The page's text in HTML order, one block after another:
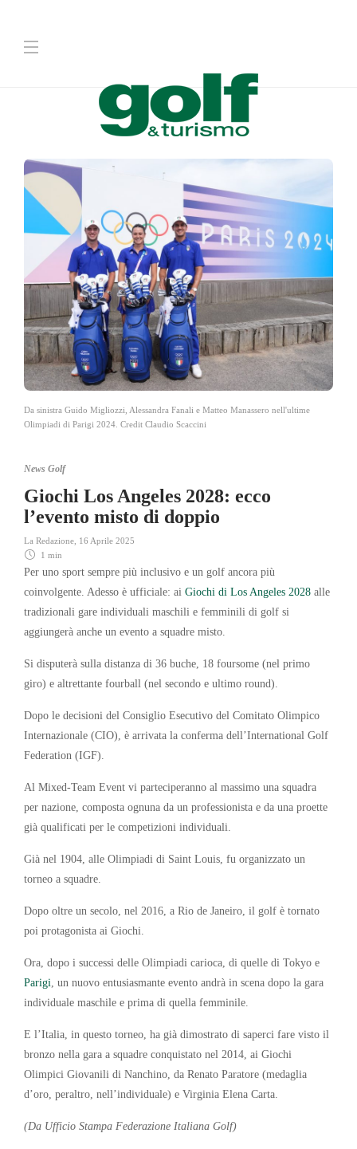
Da sinistra Guido Migliozzi, Alessandra Fanali e Matteo Manassero nell'ultime
Olimpiadi di Parigi 2024. Credit Claudio Scaccini
News Golf
Giochi Los Angeles 2028: ecco
l’evento misto di doppio
La Redazione 16 Aprile 2025
1 min
Per uno sport sempre più inclusivo e un golf ancora più
coinvolgente. Adesso è ufficiale: ai Giochi di Los Angeles 2028 alle
tradizionali gare individuali maschili e femminili di golf si
aggiungerà anche un evento a squadre misto.
Si disputerà sulla distanza di 36 buche, 18 foursome (nel primo
giro) e altrettante fourball (nel secondo e ultimo round).
Dopo le decisioni del Consiglio Esecutivo del Comitato Olimpico
Internazionale (CIO), è arrivata la conferma dell’International Golf
Federation (IGF).
Al Mixed-Team Event vi parteciperanno al massimo una squadra
per nazione, composta ognuna da un professionista e da una proette
già qualificati per le competizioni individuali.
Già nel 1904, alle Olimpiadi di Saint Louis, fu organizzato un
torneo a squadre.
Dopo oltre un secolo, nel 2016, a Rio de Janeiro, il golf è tornato
poi protagonista ai Giochi.
Ora, dopo i successi delle Olimpiadi carioca, di quelle di Tokyo e
Parigi , un nuovo entusiasmante evento andrà in scena dopo la gara
individuale maschile e prima di quella femminile.
E l’Italia, in questo torneo, ha già dimostrato di saperci fare visto il
bronzo nella gara a squadre conquistato nel 2014, ai Giochi
Olimpici Giovanili di Nanchino, da Renato Paratore (medaglia
d’oro, peraltro, nell’individuale) e Virginia Elena Carta.
(Da Ufficio Stampa Federazione Italiana Golf)